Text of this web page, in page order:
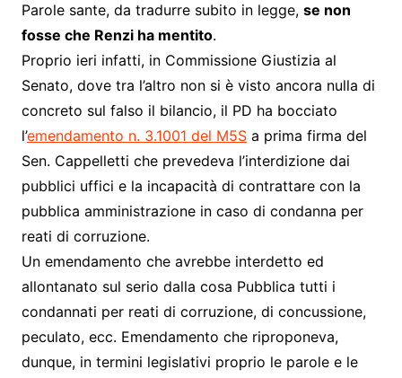
Parole sante, da tradurre subito in legge, se non
fosse che Renzi ha mentito.
Proprio ieri infatti, in Commissione Giustizia al
Senato, dove tra l’altro non si è visto ancora nulla di
concreto sul falso il bilancio, il PD ha bocciato
l’emendamento n. 3.1001 del M5Sa prima firma del
Sen. Cappelletti che prevedeva l’interdizione dai
pubblici uffici e la incapacità di contrattare con la
pubblica amministrazione in caso di condanna per
reati di corruzione.
Un emendamento che avrebbe interdetto ed
allontanato sul serio dalla cosa Pubblica tutti i
condannati per reati di corruzione, di concussione,
peculato, ecc. Emendamento che riproponeva,
dunque, in termini legislativi proprio le parole e le